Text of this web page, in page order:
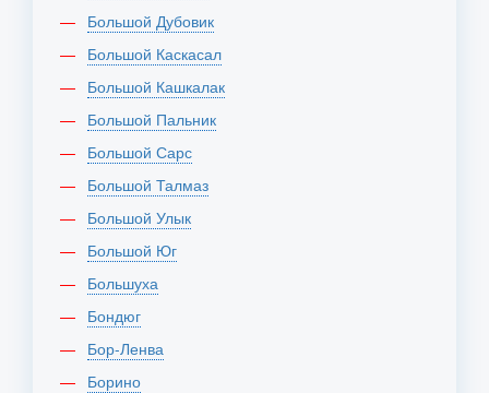
Большой Дубовик
Большой Каскасал
Большой Кашкалак
Большой Пальник
Большой Сарс
Большой Талмаз
Большой Улык
Большой Юг
Большуха
Бондюг
Бор-Ленва
Борино